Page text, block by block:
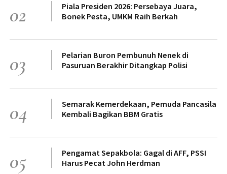
02
Piala Presiden 2026: Persebaya Juara,
Bonek Pesta, UMKM Raih Berkah
03
Pelarian Buron Pembunuh Nenek di
Pasuruan Berakhir Ditangkap Polisi
04
Semarak Kemerdekaan, Pemuda Pancasila
Kembali Bagikan BBM Gratis
05
Pengamat Sepakbola: Gagal di AFF, PSSI
Harus Pecat John Herdman